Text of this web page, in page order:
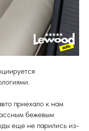
приехало к нам
бежевым
еще не парились из-